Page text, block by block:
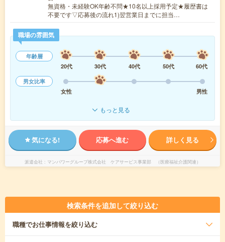
無資格・未経験OK年齢不問★10名以上採用予定★履歴書は
不要です▽応募後の流れ1)翌営業日までに担当…
職場の雰囲気
年齢層
20代
30代 40代 50代
60代
男女比率
女性
男性
もっと見る
気になる! 応募へ進む 詳しく見る
派遣会社 マンパワーグループ株式会社 ケアサービス事業部 （医療福祉介護関連）
検索条件を追加して絞り込む
職種でお仕事情報を絞り込む